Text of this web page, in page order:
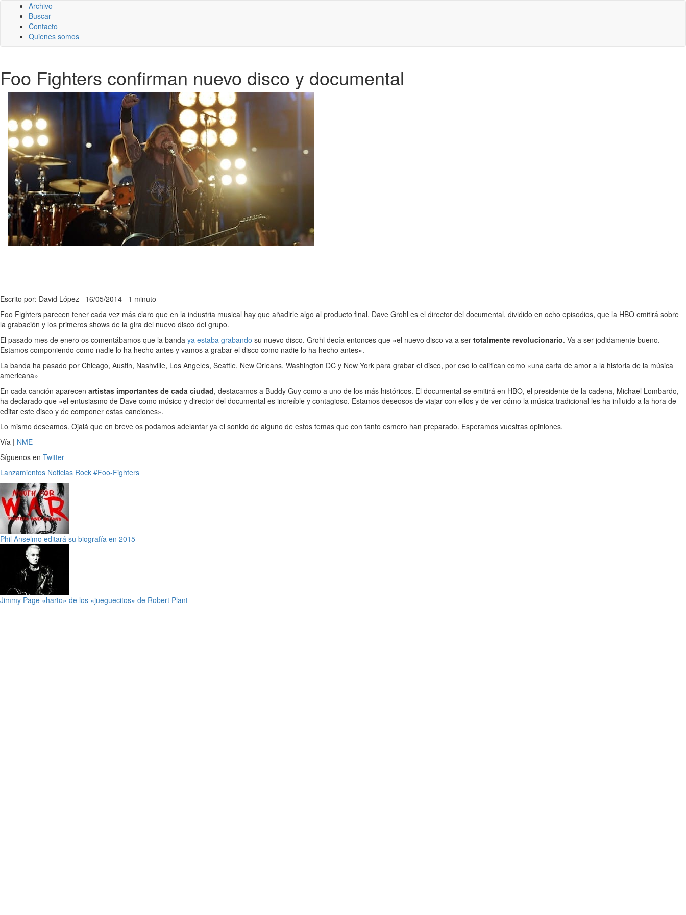
Archivo
Buscar
Contacto
Quienes somos
Foo Fighters confirman nuevo disco y documental
Escrito por: David López 16/05/2014 1 minuto
Foo Fighters parecen tener cada vez más claro que en la industria musical hay que añadirle algo al producto final. Dave Grohl es el director del documental, dividido en ocho episodios, que la HBO emitirá sobre
la grabación y los primeros shows de la gira del nuevo disco del grupo.
El pasado mes de enero os comentábamos que la banda ya estaba grabando su nuevo disco. Grohl decía entonces que «el nuevo disco va a ser totalmente revolucionario. Va a ser jodidamente bueno.
Estamos componiendo como nadie lo ha hecho antes y vamos a grabar el disco como nadie lo ha hecho antes».
La banda ha pasado por Chicago, Austin, Nashville, Los Angeles, Seattle, New Orleans, Washington DC y New York para grabar el disco, por eso lo califican como «una carta de amor a la historia de la música
americana»
En cada canción aparecen artistas importantes de cada ciudad, destacamos a Buddy Guy como a uno de los más históricos. El documental se emitirá en HBO, el presidente de la cadena, Michael Lombardo,
ha declarado que «el entusiasmo de Dave como músico y director del documental es increíble y contagioso. Estamos deseosos de viajar con ellos y de ver cómo la música tradicional les ha influido a la hora de
editar este disco y de componer estas canciones».
Lo mismo deseamos. Ojalá que en breve os podamos adelantar ya el sonido de alguno de estos temas que con tanto esmero han preparado. Esperamos vuestras opiniones.
Vía | NME
Síguenos en Twitter
Lanzamientos Noticias Rock #Foo-Fighters
Phil Anselmo editará su biografía en 2015
Jimmy Page «harto» de los «jueguecitos» de Robert Plant